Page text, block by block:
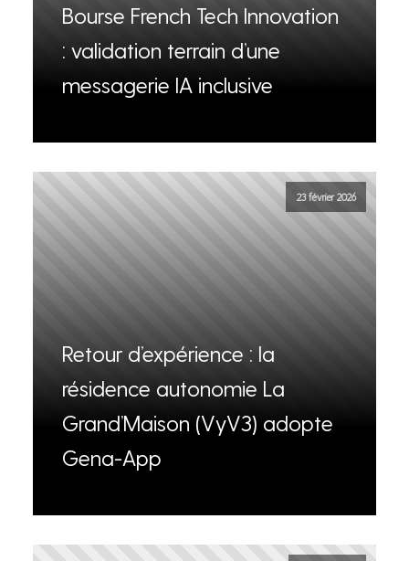
Bourse French Tech Innovation
: validation terrain d’une
messagerie IA inclusive
23 février 2026
Retour d’expérience : la
résidence autonomie La
Grand’Maison (VyV3) adopte
Gena-App